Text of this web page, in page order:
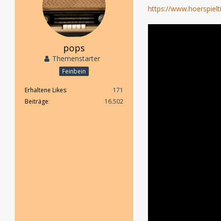
pops
Themenstarter
Feinbein
Erhaltene Likes
171
Beiträge
16.502
https://